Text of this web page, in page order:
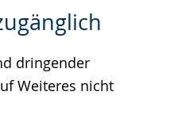
dringender
Weiteres nicht